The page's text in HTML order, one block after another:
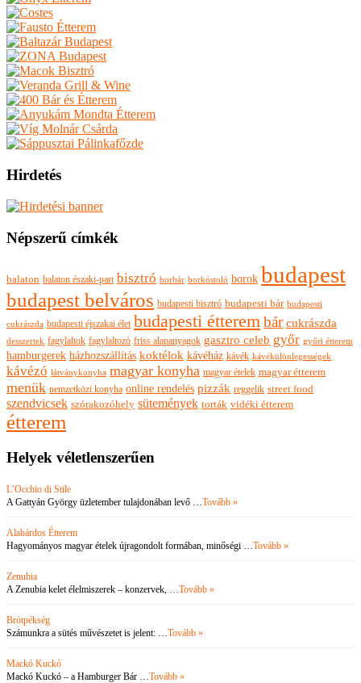
Hirdetés
Népszerű címkék
balaton balaton északi-part bisztró borbár borkóstoló borok budapest
budapest belváros budapesti bisztró budapesti bár budapesti
cukrászda budapesti éjszakai élet budapesti étterembár cukrászda
desszertek fagylaltok fagylaltozó friss alapanyagok gasztro celeb győr győri étterem
hamburgerek házhozszállítás koktélok kávéház kávék kávékülönlegességek
kávézó látványkonyha magyar konyha magyar ételek magyar étterem
menük nemzetközi konyha online rendelés pizzák reggelik street food
szendvicsek szórakozóhely sütemények torták vidéki étterem
étterem
Helyek véletlenszerűen
L’Occhio di Stile
A Gattyán György üzletember tulajdonában levő … Tovább »
Alabárdos Étterem
Hagyományos magyar ételek újragondolt formában, minőségi … Tovább »
Zenubia
A Zenubia kelet élelmiszerek – konzervek, … Tovább »
Brótpékség
Számunkra a sütés művészetet is jelent: … Tovább »
Mackó Kuckó
Mackó Kuckó – a Hamburger Bár … Tovább »